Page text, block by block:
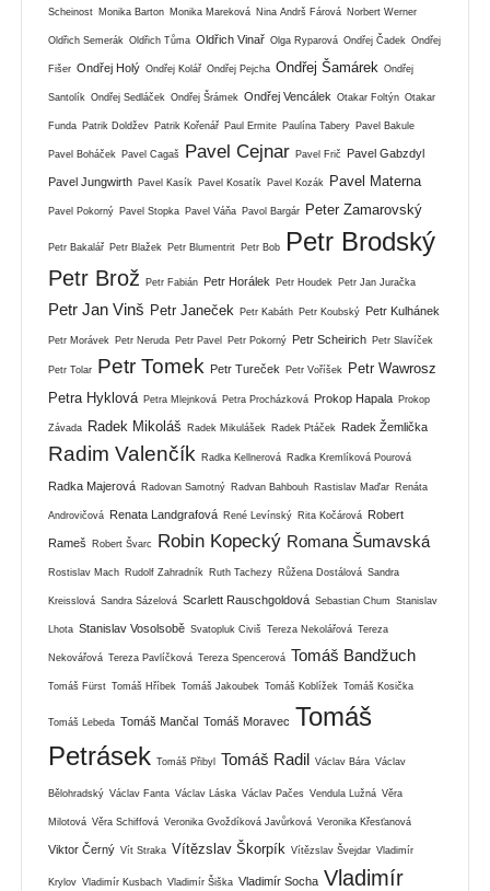
Scheinost Monika Barton Monika Mareková Nina Andrš Fárová Norbert Werner
Oldřich Semerák Oldřich Tůma Oldřich Vinař Olga Ryparová Ondřej Čadek Ondřej
Fišer Ondřej Holý Ondřej Kolář Ondřej Pejcha Ondřej Šamárek Ondřej
Santolík Ondřej Sedláček Ondřej Šrámek Ondřej Vencálek Otakar Foltýn Otakar
Funda Patrik Doldžev Patrik Kořenář Paul Ermite Paulína Tabery Pavel Bakule
Pavel Boháček Pavel Cagaš Pavel Cejnar Pavel Frič Pavel Gabzdyl
Pavel Jungwirth Pavel Kasík Pavel Kosatík Pavel Kozák Pavel Materna
Pavel Pokorný Pavel Stopka Pavel Váňa Pavol Bargár Peter Zamarovský
Petr Bakalář Petr Blažek Petr Blumentrit Petr Bob Petr Brodský
Petr Brož Petr Fabián Petr Horálek Petr Houdek Petr Jan Juračka
Petr Jan Vinš Petr Janeček Petr Kabáth Petr Koubský Petr Kulhánek
Petr Morávek Petr Neruda Petr Pavel Petr Pokorný Petr Scheirich Petr Slavíček
Petr Tolar Petr Tomek Petr Tureček Petr Voříšek
Petr Wawrosz
Petra Hyklová Petra Mlejnková Petra Procházková Prokop Hapala Prokop
Závada Radek Mikoláš Radek Mikulášek Radek Ptáček Radek Žemlička
Radim Valenčík Radka Kellnerová Radka Kremlíková Pourová
Radka Majerová Radovan Samotný Radvan Bahbouh Rastislav Maďar Renáta
Androvičová Renata Landgrafová René Levínský Rita Kočárová Robert
Rameš Robert Švarc Robin Kopecký Romana Šumavská
Rostislav Mach Rudolf Zahradník Ruth Tachezy Růžena Dostálová Sandra
Kreisslová Sandra Sázelová Scarlett Rauschgoldová Sebastian Chum Stanislav
Lhota Stanislav Vosolsobě Svatopluk Civiš Tereza Nekolářová Tereza
Nekovářová Tereza Pavlíčková Tereza Spencerová Tomáš Bandžuch
Tomáš Fürst Tomáš Hříbek Tomáš Jakoubek Tomáš Koblížek Tomáš Kosička
Tomáš Lebeda Tomáš Mančal Tomáš Moravec Tomáš
Petrásek Tomáš Přibyl Tomáš Radil Václav Bára Václav
Bělohradský Václav Fanta Václav Láska Václav Pačes Vendula Lužná Věra
Milotová Věra Schiffová Veronika Gvoždíková Javůrková Veronika Křesťanová
Viktor Černý Vít Straka Vítězslav Škorpík Vítězslav Švejdar Vladimír
Krylov Vladimír Kusbach Vladimír Šiška Vladimír Socha Vladimír